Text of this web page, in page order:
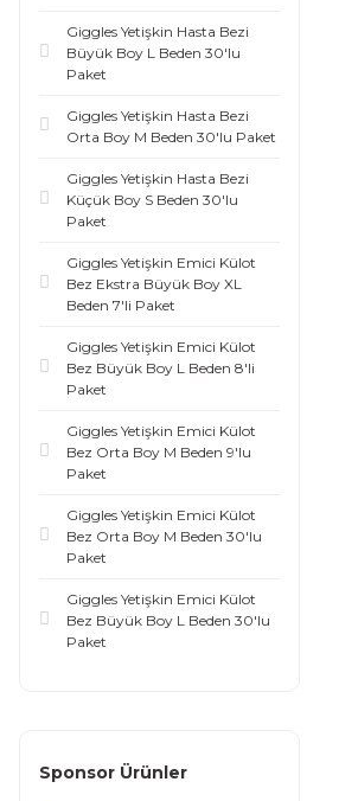
Giggles Yetişkin Hasta Bezi
Büyük Boy L Beden 30'lu
Paket
Giggles Yetişkin Hasta Bezi
Orta Boy M Beden 30'lu Paket
Giggles Yetişkin Hasta Bezi
Küçük Boy S Beden 30'lu
Paket
Giggles Yetişkin Emici Külot
Bez Ekstra Büyük Boy XL
Beden 7'li Paket
Giggles Yetişkin Emici Külot
Bez Büyük Boy L Beden 8'li
Paket
Giggles Yetişkin Emici Külot
Bez Orta Boy M Beden 9'lu
Paket
Giggles Yetişkin Emici Külot
Bez Orta Boy M Beden 30'lu
Paket
Giggles Yetişkin Emici Külot
Bez Büyük Boy L Beden 30'lu
Paket
Sponsor Ürünler